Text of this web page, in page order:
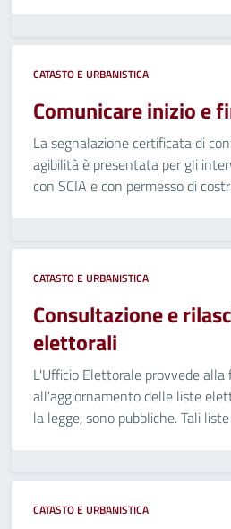
CATASTO E URBANISTICA
Comunicare inizio e
La segnalazione certificata di
agibilità è presentata per gli
con SCIA e con permesso di
CATASTO E URBANISTICA
Consultazione e
elettorali
L'Ufficio Elettorale provvede alla
all'aggiornamento delle liste
la legge, sono pubbliche. Tali
CATASTO E URBANISTICA